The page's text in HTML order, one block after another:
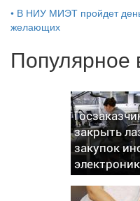
• В НИУ МИЭТ пройдет
желающих
Популярное
закрыть
закупок